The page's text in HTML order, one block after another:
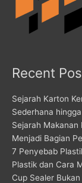
Recent
Sejarah Karton
Sederhana
Sejarah Makanan
Menjadi Bagian
7 Penyebab
Plastik dan Cara
Cup Sealer